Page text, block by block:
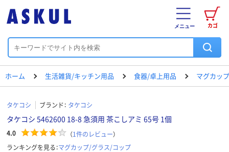
カゴ
メニュー
ホーム 生活雑貨/キッチン用品 食器/卓上用品 マグカッ
タケコシ ブランド： タケコシ
タケコシ 5462600 18-8 急須用 茶こしアミ 65号 1個
4.0 （1件のレビュー）
ランキングを見る：マグカップ/グラス/コップ